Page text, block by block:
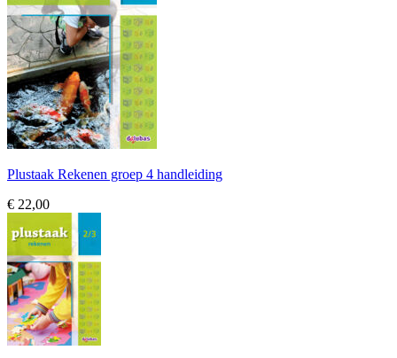
Plustaak Rekenen groep 4 handleiding
€ 22,00